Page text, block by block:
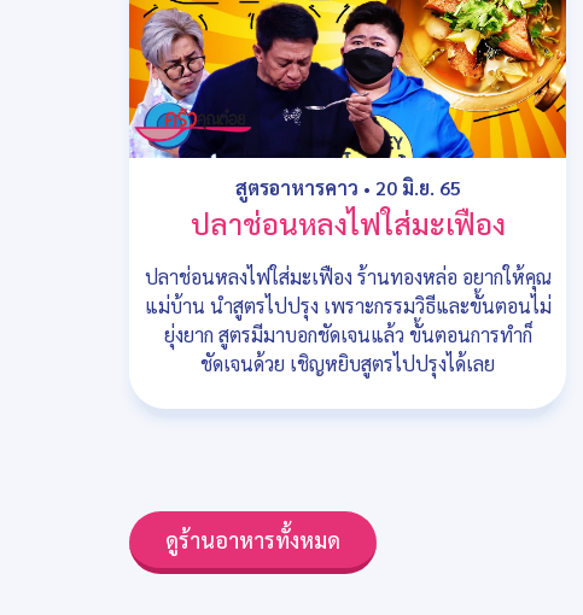
สูตรอาหารคาว • 20 มิ.ย. 65
ปลาช่อนหลงไฟใส่มะเฟือง
ปลาช่อนหลงไฟใส่มะเฟือง ร้านทองหล่อ อยากให้คุณ
แม่บ้าน นำสูตรไปปรุง เพราะกรรมวิธีและขั้นตอนไม่
ยุ่งยาก สูตรมีมาบอกชัดเจนแล้ว ขั้นตอนการทำก็
ชัดเจนด้วย เชิญหยิบสูตรไปปรุงได้เลย
ดูร้านอาหารทั้งหมด